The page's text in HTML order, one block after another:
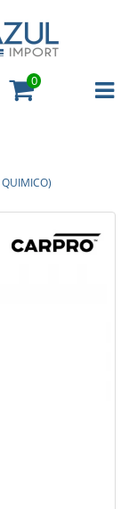
0
QUIMICO)